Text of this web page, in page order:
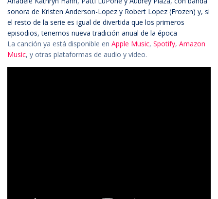
sonora de Kristen Anderson-Lopez y Robert Lopez (Frozen) y, si
el resto de la serie es igual de divertida que los primeros
episodios, tenemos nueva tradición anual de la época
La canción ya está disponible en Apple Music, Spotify, Amazon
Music, y otras plataformas de audio y video.